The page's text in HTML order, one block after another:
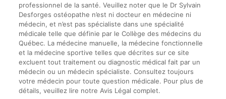
professionnel de la santé. Veuillez noter que le Dr Sylvain
Desforges ostéopathe n’est ni docteur en médecine ni
médecin, et n’est pas spécialiste dans une spécialité
médicale telle que définie par le Collège des médecins du
Québec. La médecine manuelle, la médecine fonctionnelle
et la médecine sportive telles que décrites sur ce site
excluent tout traitement ou diagnostic médical fait par un
médecin ou un médecin spécialiste. Consultez toujours
votre médecin pour toute question médicale. Pour plus de
détails, veuillez lire notre Avis Légal complet.